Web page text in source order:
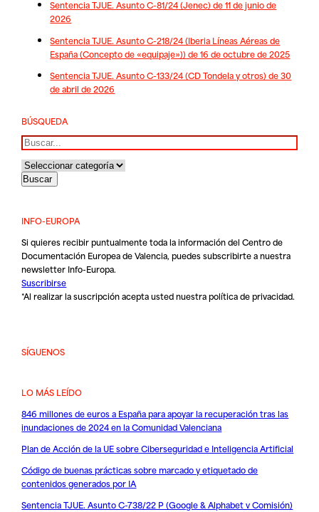
Sentencia TJUE. Asunto C-81/24 (Jenec) de 11 de junio de
2026
Sentencia TJUE. Asunto C-218/24 (Iberia Líneas Aéreas de
España (Concepto de «equipaje»)) de 16 de octubre de 2025
Sentencia TJUE. Asunto C-133/24 (CD Tondela y otros) de 30
de abril de 2026
BÚSQUEDA
Buscar
INFO-EUROPA
Si quieres recibir puntualmente toda la información del Centro de
Documentación Europea de Valencia, puedes subscribirte a nuestra
newsletter Info-Europa.
Suscribirse
*Al realizar la suscripción acepta usted nuestrapolítica de privacidad.
SÍGUENOS
LO MÁS LEÍDO
846 millones de euros a España para apoyar la recuperación tras las
inundaciones de 2024 en la Comunidad Valenciana
Plan de Acción de la UE sobre Ciberseguridad e Inteligencia Artificial
Código de buenas prácticas sobre marcado y etiquetado de
contenidos generados por IA
Sentencia TJUE. Asunto C-738/22 P (Google & Alphabet v Comisión)